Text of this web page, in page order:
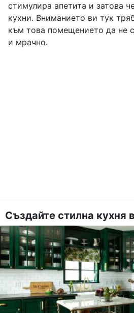
стимулира апетита и затова
кухни. Вниманието ви тук
към това помещението да не
и мрачно.
Създайте стилна кухня